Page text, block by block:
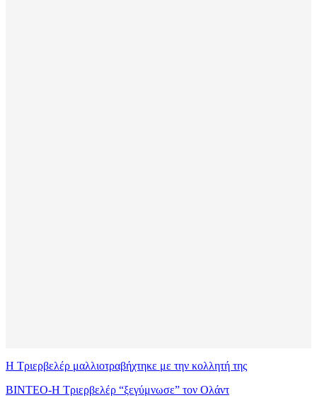
Η Τριερβελέρ μαλλιοτραβήχτηκε με την κολλητή της
ΒΙΝΤΕΟ-Η Τριερβελέρ “ξεγύμνωσε” τον Ολάντ